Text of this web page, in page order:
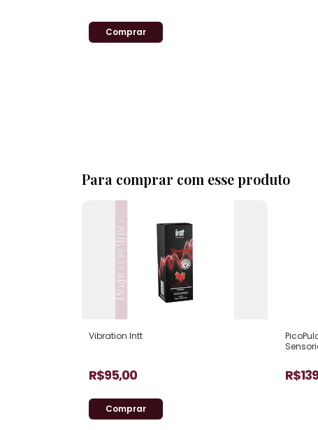
Para comprar com esse produto
Vibration Intt
R$95,00
Comprar
Esgotado